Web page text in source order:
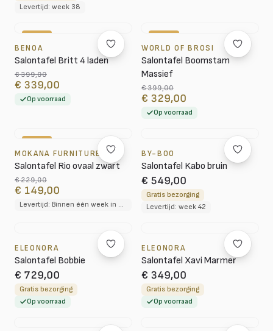
Levertijd: week 38
BENOA
Salontafel Britt 4 laden
€ 399,00
€ 339,00
Op voorraad
WORLD OF BROSI
Salontafel Boomstam
Massief
€ 399,00
€ 329,00
Op voorraad
MOKANA FURNITURE
Salontafel Rio ovaal zwart
€ 229,00
€ 149,00
Levertijd: Binnen één week in huis
BY-BOO
Salontafel Kabo bruin
€ 549,00
Gratis bezorging
Levertijd: week 42
ELEONORA
Salontafel Bobbie
€ 729,00
Gratis bezorging
Op voorraad
ELEONORA
Salontafel Xavi Marmer
€ 349,00
Gratis bezorging
Op voorraad